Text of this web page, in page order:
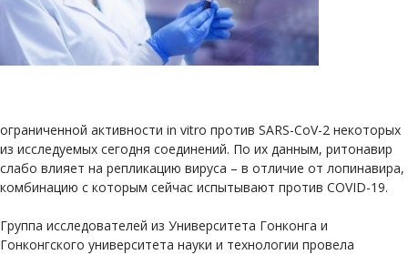
ограниченной активности in vitro против SARS-CoV-2 некоторых
из исследуемых сегодня соединений. По их данным, ритонавир
слабо влияет на репликацию вируса – в отличие от лопинавира,
комбинацию с которым сейчас испытывают против COVID-19.
Группа исследователей из Университета Гонконга и
Гонконгского университета науки и технологии провела